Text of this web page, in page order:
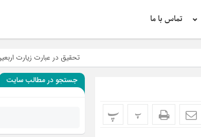
تماس با ما
تحقیق در عبارت زیارت اربعین وبذل مهجته فیک
پ پ
جستجو در مطالب سایت